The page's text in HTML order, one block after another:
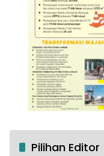
Pilihan Editor